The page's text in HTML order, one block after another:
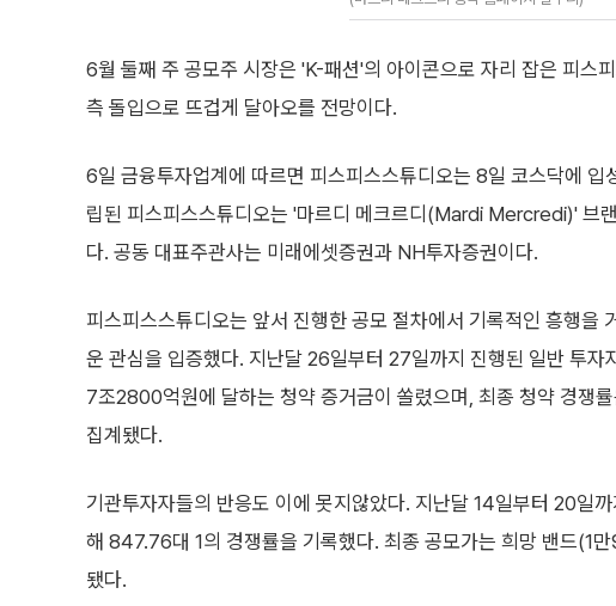
6월 둘째 주 공모주 시장은 'K-패션'의 아이콘으로 자리 잡은 피스
측 돌입으로 뜨겁게 달아오를 전망이다.
6일 금융투자업계에 따르면 피스피스스튜디오는 8일 코스닥에 입
립된 피스피스스튜디오는 '마르디 메크르디(Mardi Mercredi)' 브
다. 공동 대표주관사는 미래에셋증권과 NH투자증권이다.
피스피스스튜디오는 앞서 진행한 공모 절차에서 기록적인 흥행을
운 관심을 입증했다. 지난달 26일부터 27일까지 진행된 일반 투자
7조2800억원에 달하는 청약 증거금이 쏠렸으며, 최종 청약 경쟁
집계됐다.
기관투자자들의 반응도 이에 못지않았다. 지난달 14일부터 20일
해 847.76대 1의 경쟁률을 기록했다. 최종 공모가는 희망 밴드(1
됐다.